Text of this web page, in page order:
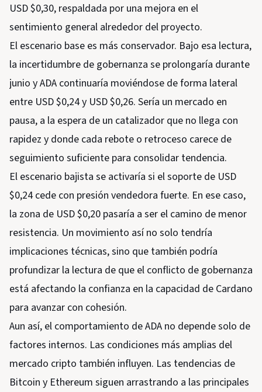
USD $0,30, respaldada por una mejora en el
sentimiento general alrededor del proyecto.
El escenario base es más conservador. Bajo esa lectura,
la incertidumbre de gobernanza se prolongaría durante
junio y ADA continuaría moviéndose de forma lateral
entre USD $0,24 y USD $0,26. Sería un mercado en
pausa, a la espera de un catalizador que no llega con
rapidez y donde cada rebote o retroceso carece de
seguimiento suficiente para consolidar tendencia.
El escenario bajista se activaría si el soporte de USD
$0,24 cede con presión vendedora fuerte. En ese caso,
la zona de USD $0,20 pasaría a ser el camino de menor
resistencia. Un movimiento así no solo tendría
implicaciones técnicas, sino que también podría
profundizar la lectura de que el conflicto de gobernanza
está afectando la confianza en la capacidad de Cardano
para avanzar con cohesión.
Aun así, el comportamiento de ADA no depende solo de
factores internos. Las condiciones más amplias del
mercado cripto también influyen. Las tendencias de
Bitcoin y Ethereum siguen arrastrando a las principales